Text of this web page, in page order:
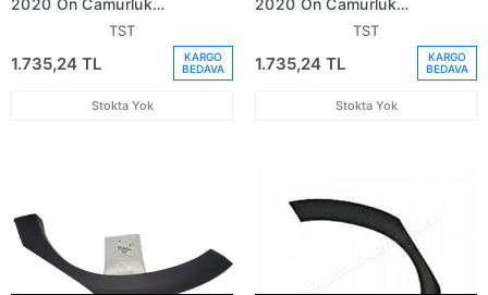
2020 Ön Çamurluk
Davlumbazı Sağ (Oem
TST
1.735,24 TL
KARGO
BEDAVA
Stokta Yok
2020 Ön Çamurluk
Davlumbazı Sol (Oem No:
TST
1.735,24 TL
KARGO
BEDAVA
Stokta Yok